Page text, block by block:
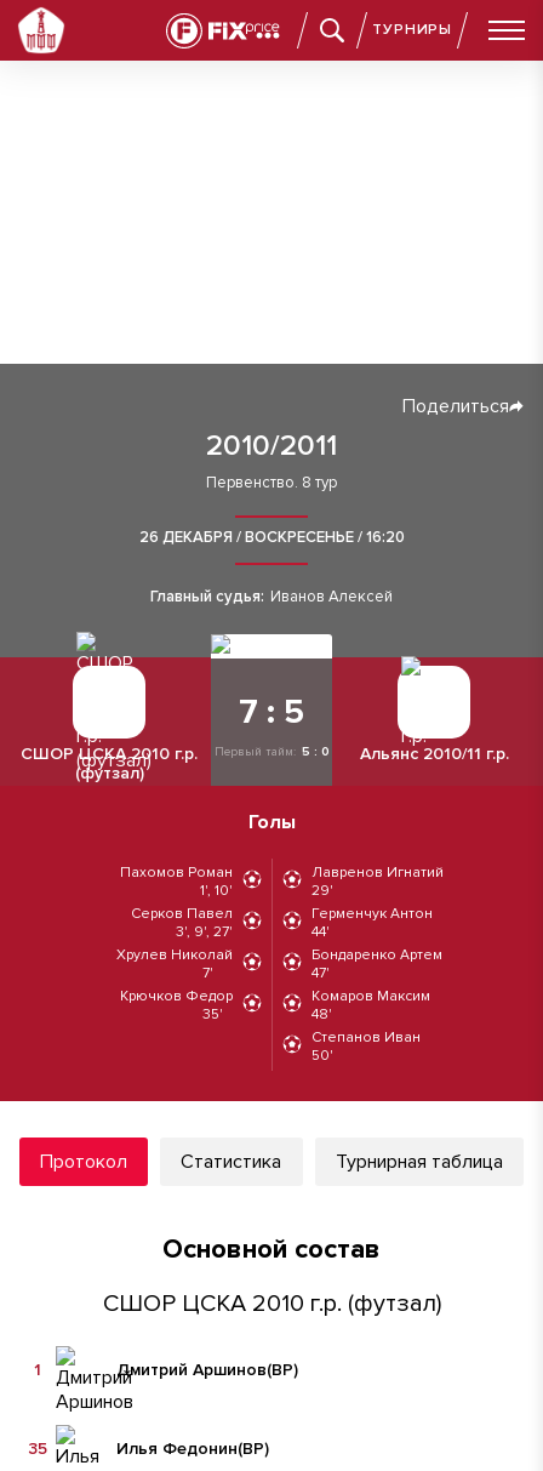
ТУРНИРЫ
2010/2011
Поделиться
Первенство. 8 тур
26 ДЕКАБРЯ / ВОСКРЕСЕНЬЕ / 16:20
Главный судья: Иванов Алексей
СШОР ЦСКА 2010 г.р.
(футзал)
7 : 5
Первый тайм: 5 : 0 Альянс 2010/11 г.р.
Голы
Пахомов Роман
1', 10'
Серков Павел
3', 9', 27'
Хрулев Николай
7'
Крючков Федор
35'
Лавренов Игнатий
29'
Герменчук Антон
44'
Бондаренко Артем
47'
Комаров Максим
48'
Степанов Иван
50'
Протокол Статистика Турнирная таблица
Основной состав
СШОР ЦСКА 2010 г.р. (футзал)
Дмитрий Аршинов(ВР)
1
Илья Федонин(ВР)
35